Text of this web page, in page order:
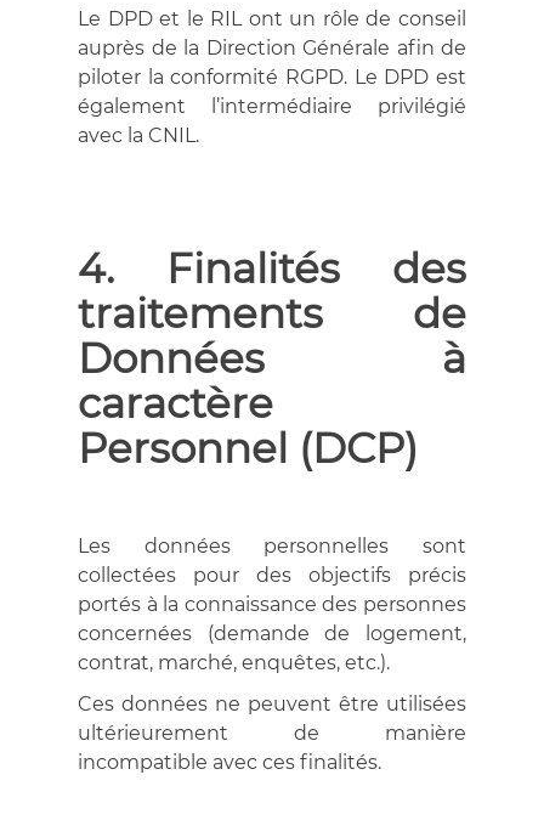
Le DPD et le RIL ont un rôle de conseil
auprès de la Direction Générale afin de
piloter la conformité RGPD. Le DPD est
également l’intermédiaire privilégié
avec la CNIL.
4. Finalités des
traitements de
Données à
caractère
Personnel (DCP)
Les données personnelles sont
collectées pour des objectifs précis
portés à la connaissance des personnes
concernées (demande de logement,
contrat, marché, enquêtes, etc.).
Ces données ne peuvent être utilisées
ultérieurement de manière
incompatible avec ces finalités.